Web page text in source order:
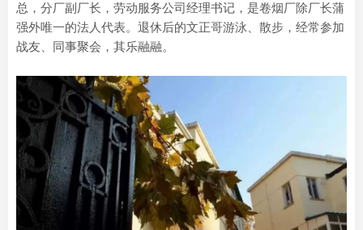
总，分厂副厂长，劳动服务公司经理书记，是卷烟厂除厂长蒲
强外唯一的法人代表。退休后的文正哥游泳、散步，经常参加
战友、同事聚会，其乐融融。